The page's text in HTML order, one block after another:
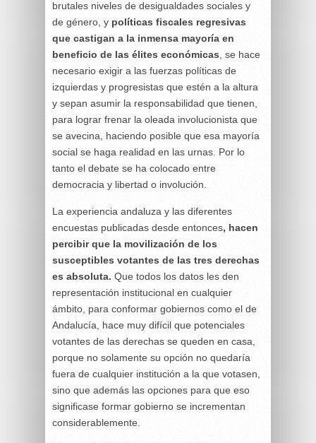
brutales niveles de desigualdades sociales y
de género, y políticas fiscales regresivas
que castigan a la inmensa mayoría en
beneficio de las élites económicas , se hace
necesario exigir a las fuerzas políticas de
izquierdas y progresistas que estén a la altura
y sepan asumir la responsabilidad que tienen,
para lograr frenar la oleada involucionista que
se avecina, haciendo posible que esa mayoría
social se haga realidad en las urnas. Por lo
tanto el debate se ha colocado entre
democracia y libertad o involución.
La experiencia andaluza y las diferentes
encuestas publicadas desde entonces, hacen
percibir que la movilización de los
susceptibles votantes de las tres derechas
es absoluta. Que todos los datos les den
representación institucional en cualquier
ámbito, para conformar gobiernos como el de
Andalucía, hace muy difícil que potenciales
votantes de las derechas se queden en casa,
porque no solamente su opción no quedaría
fuera de cualquier institución a la que votasen,
sino que además las opciones para que eso
significase formar gobierno se incrementan
considerablemente.